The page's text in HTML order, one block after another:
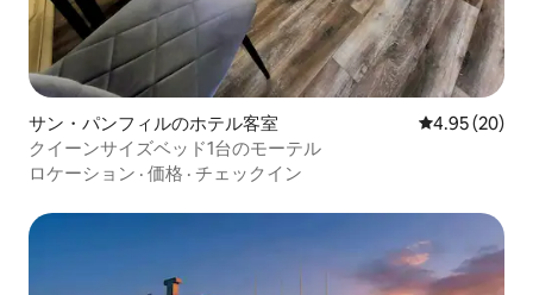
サン・パンフィルのホテル客室 レビュー20
4.95 (20)
クイーンサイズベッド1台のモーテル
ロケーション · 価格 · チェックイン